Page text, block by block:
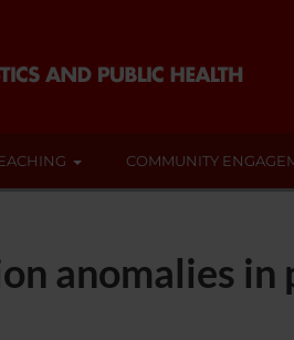
COMMUNITY
anomalies